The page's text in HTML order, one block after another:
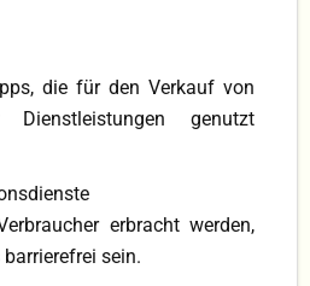
die für den Verkauf von
Dienstleistungen genutzt
erbracht werden,
sein.